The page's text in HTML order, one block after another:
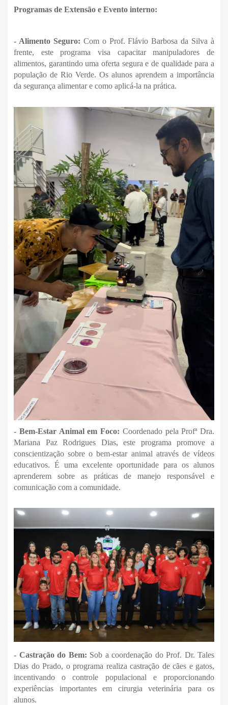
Programas de Extensão e Evento interno:
- Alimento Seguro: Com o Prof. Flávio Barbosa da Silva à
frente, este programa visa capacitar manipuladores de
alimentos, garantindo uma oferta segura e de qualidade para a
população de Rio Verde. Os alunos aprendem a importância
da segurança alimentar e como aplicá-la na prática.
- Bem-Estar Animal em Foco: Coordenado pela Profª Dra.
Mariana Paz Rodrigues Dias, este programa promove a
conscientização sobre o bem-estar animal através de vídeos
educativos. É uma excelente oportunidade para os alunos
aprenderem sobre as práticas de manejo responsável e
comunicação com a comunidade.
- Castração do Bem: Sob a coordenação do Prof. Dr. Tales
Dias do Prado, o programa realiza castração de cães e gatos,
incentivando o controle populacional e proporcionando
experiências importantes em cirurgia veterinária para os
alunos.